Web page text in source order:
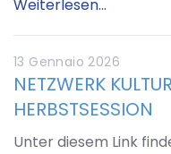
Weiterlesen...
13 Gennaio 2026
NETZWERK
HERBSTSESSION
Unter diesem Link